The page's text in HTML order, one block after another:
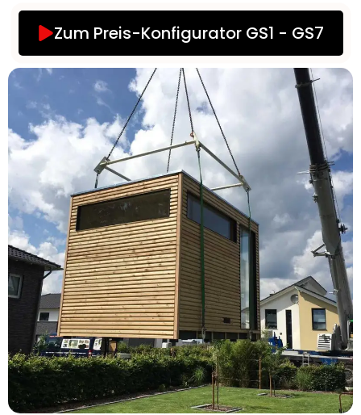
Zum Preis-Konfigurator GS1 - GS7